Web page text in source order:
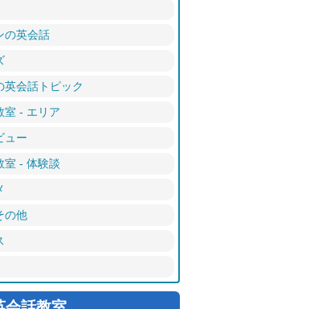
の英会話
英会話トピック
室 - エリア
ュー
室 - 体験談
の他